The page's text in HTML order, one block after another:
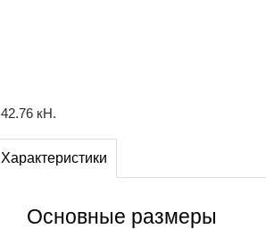
42.76 кН.
Характеристики
Основные размеры